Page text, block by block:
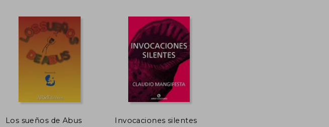
21.73 $ 52.33
Los sueños de Abus Invocaciones silentes